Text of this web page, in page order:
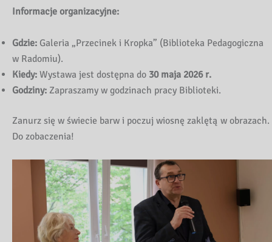
Informacje organizacyjne:
Gdzie: Galeria „Przecinek i Kropka” (Biblioteka Pedagogiczna
w Radomiu).
Kiedy: Wystawa jest dostępna do 30 maja 2026 r.
Godziny: Zapraszamy w godzinach pracy Biblioteki.
Zanurz się w świecie barw i poczuj wiosnę zaklętą w obrazach.
Do zobaczenia!